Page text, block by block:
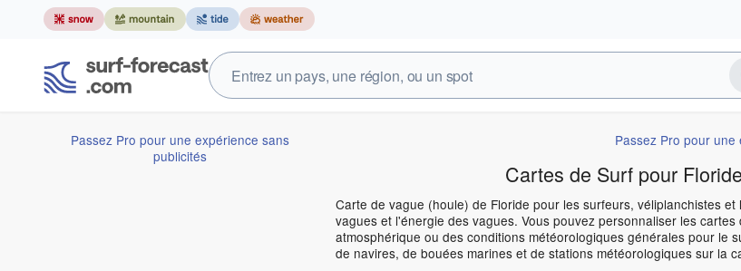
Passez Pro pour une expérience sans
publicités
Passez Pro pour
Cartes de Surf pour
Carte de vague (houle) de Floride pour les surfeurs, véliplanchistes
vagues et l'énergie des vagues. Vous pouvez personnaliser les
atmosphérique ou des conditions météorologiques générales pour le
de navires, de bouées marines et de stations météorologiques sur la